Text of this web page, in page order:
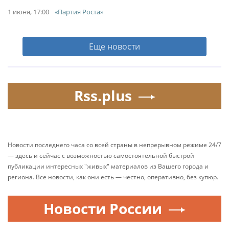
1 июня, 17:00 «Партия Роста»
Еще новости
Rss.plus
Новости последнего часа со всей страны в непрерывном режиме 24/7
— здесь и сейчас с возможностью самостоятельной быстрой
публикации интересных "живых" материалов из Вашего города и
региона. Все новости, как они есть — честно, оперативно, без купюр.
Новости России